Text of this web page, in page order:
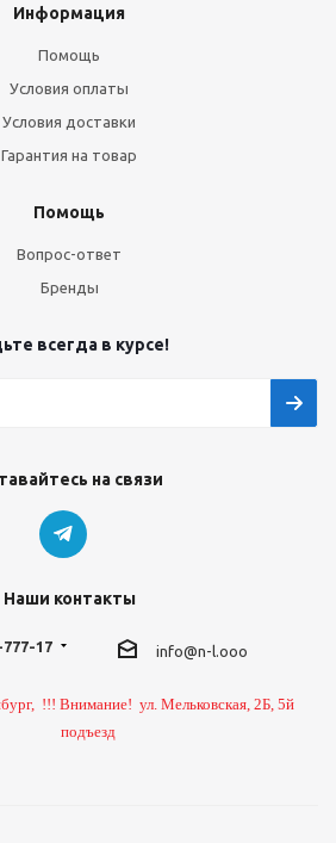
Информация
Помощь
Условия оплаты
Условия доставки
Гарантия на товар
Помощь
Вопрос-ответ
Бренды
всегда в курсе!
на связи
Наши контакты
777-17 info@n-l.ooo
!!! Внимание! ул. Мельковская, 2Б, 5й
подъезд